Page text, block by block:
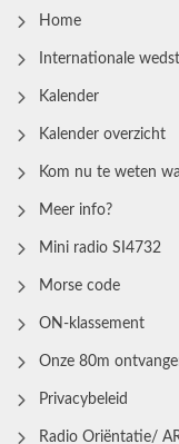
Home
Internationale
Kalender
Kalender overzicht
Kom nu te weten
Meer info?
Mini radio SI4732
Morse code
ON-klassement
Onze 80m
Privacybeleid
Radio Oriëntatie/